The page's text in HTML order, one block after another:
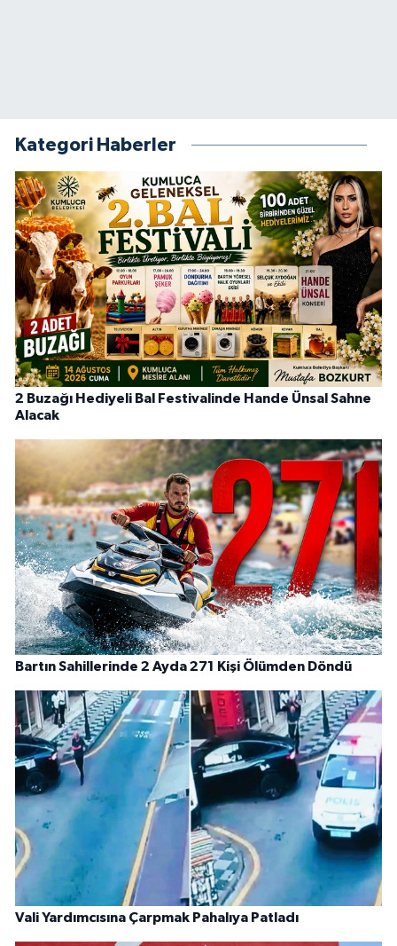
Kategori Haberler
2 Buzağı Hediyeli Bal Festivalinde Hande Ünsal Sahne
Alacak
Bartın Sahillerinde 2 Ayda 271 Kişi Ölümden Döndü
Vali Yardımcısına Çarpmak Pahalıya Patladı